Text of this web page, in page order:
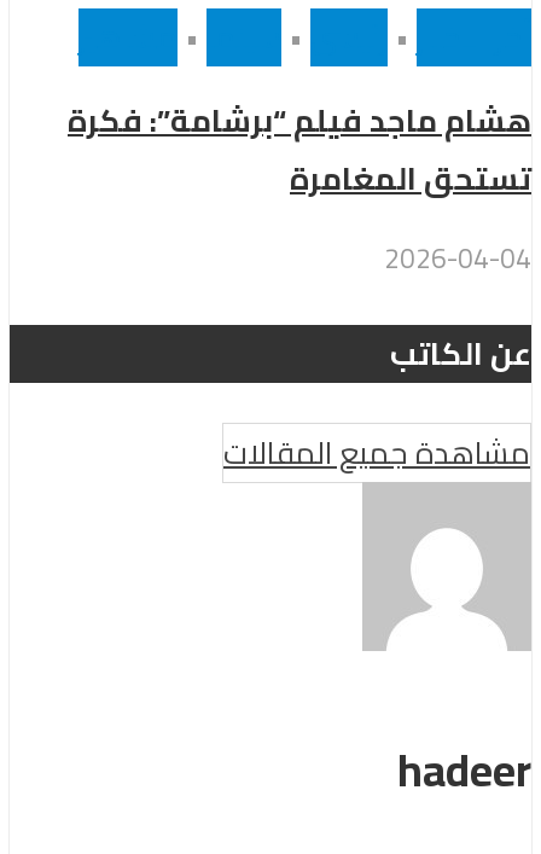
•
•
•
هشام ماجد فيلم “برشامة”: فكرة
تستحق المغامرة
2026-04-04
عن الكاتب
مشاهدة جميع المقالات
hadeer